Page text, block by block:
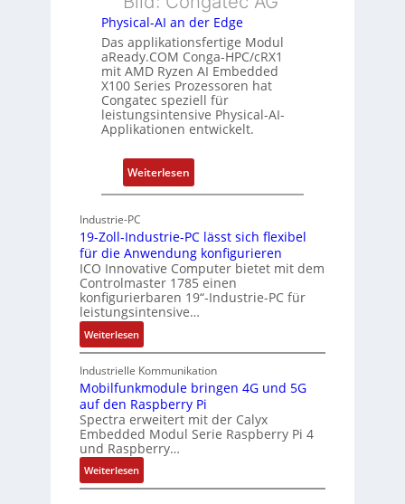
ü
b
e
r
w
a
c
h
u
n
g
i
s
t
u
n
g
e
E
t
h
e
r
c
a
t
-
A
c
h
i
t
e
r
Physical-AI an der Edge
Das applikationsfertige Modul
aReady.COM Conga-HPC/cRX1
mit AMD Ryzen AI Embedded
X100 Series Prozessoren hat
Congatec speziell für
leistungsintensive Physical-AI-
Applikationen entwickelt.
Weiterlesen:
P
s
i
c
a
I
a
n
d
E
Industrie-PC
19-Zoll-Industrie-PC lässt sich flexibel
für die Anwendung konfigurieren
ICO Innovative Computer bietet mit dem
Controlmaster 1785 einen
konfigurierbaren 19“-Industrie-PC für
leistungsintensive…
Weiterlesen:
1
9
-
Z
o
l
l
-
I
Industrielle Kommunikation
Mobilfunkmodule bringen 4G und 5G
auf den Raspberry Pi
Spectra erweitert mit der Calyx
Embedded Modul Serie Raspberry Pi 4
und Raspberry…
Weiterlesen:
M